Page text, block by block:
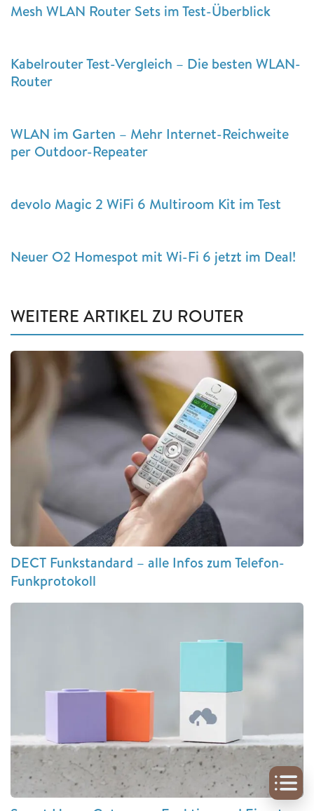
Mesh WLAN Router Sets im Test-Überblick
Kabelrouter Test-Vergleich – Die besten WLAN-
Router
WLAN im Garten – Mehr Internet-Reichweite
per Outdoor-Repeater
devolo Magic 2 WiFi 6 Multiroom Kit im Test
Neuer O2 Homespot mit Wi-Fi 6 jetzt im Deal!
WEITERE ARTIKEL ZU ROUTER
DECT Funkstandard – alle Infos zum Telefon-
Funkprotokoll